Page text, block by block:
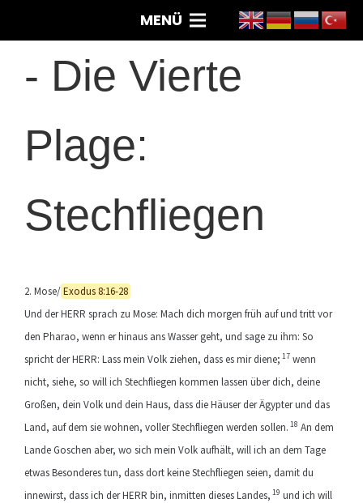
MENÜ
- Die Vierte
Plage:
Stechfliegen
2. Mose/Exodus 8:16-28
Und der HERR sprach zu Mose: Mach dich morgen früh auf und tritt vor
den Pharao, wenn er hinaus ans Wasser geht, und sage zu ihm: So
spricht der HERR: Lass mein Volk ziehen, dass es mir diene; 17 wenn
nicht, siehe, so will ich Stechfliegen kommen lassen über dich, deine
Großen, dein Volk und dein Haus, dass die Häuser der Ägypter und das
Land, auf dem sie wohnen, voller Stechfliegen werden sollen. 18 An dem
Lande Goschen aber, wo sich mein Volk aufhält, will ich an dem Tage
etwas Besonderes tun, dass dort keine Stechfliegen seien, damit du
innewirst, dass ich der HERR bin, inmitten dieses Landes, 19 und ich will